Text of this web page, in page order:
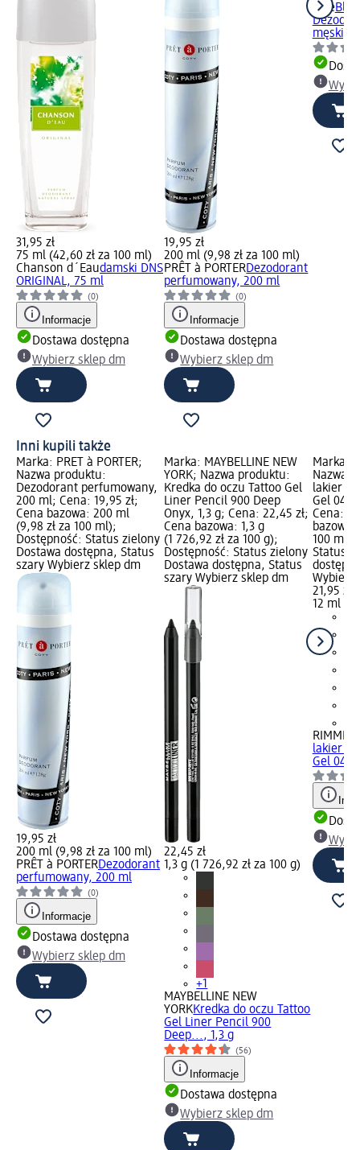
31,95 zł
75 ml (42,60 zł za 100 ml)
Chanson d´Eaudamski DNS
ORIGINAL, 75 ml
(0)
Informacje
Dostawa dostępna
Wybierz sklep dm
19,95 zł
200 ml (9,98 zł za 100 ml)
PRÊT à PORTERDezodorant
perfumowany, 200 ml
(0)
Informacje
Dostawa dostępna
Wybierz sklep dm
nike
męski,
Inni kupili także
Marka: PRÊT à PORTER;
Nazwa produktu:
Dezodorant perfumowany,
200 ml; Cena: 19,95 zł;
Cena bazowa: 200 ml
(9,98 zł za 100 ml);
Dostępność: Status zielony
Dostawa dostępna, Status
szary Wybierz sklep dm
19,95 zł
200 ml (9,98 zł za 100 ml)
PRÊT à PORTERDezodorant
perfumowany, 200 ml
(0)
Informacje
Dostawa dostępna
Wybierz sklep dm
Marka: MAYBELLINE NEW
YORK; Nazwa produktu:
Kredka do oczu Tattoo Gel
Liner Pencil 900 Deep
Onyx, 1,3 g; Cena: 22,45 zł;
Cena bazowa: 1,3 g
(1 726,92 zł za 100 g);
Dostępność: Status zielony
Dostawa dostępna, Status
szary Wybierz sklep dm
22,45 zł
1,3 g (1 726,92 zł za 100 g)
+1
MAYBELLINE NEW
YORKKredka do oczu Tattoo
Gel Liner Pencil 900
Deep..., 1,3 g
(56)
Informacje
Dostawa dostępna
Wybierz sklep dm
Marka:
Nazwa
lakier
Gel 042
Cena:
bazowa:
100 ml);
Status
Wybierz
21,95 zł
12 ml
RIMMEL
lakier
Gel 042